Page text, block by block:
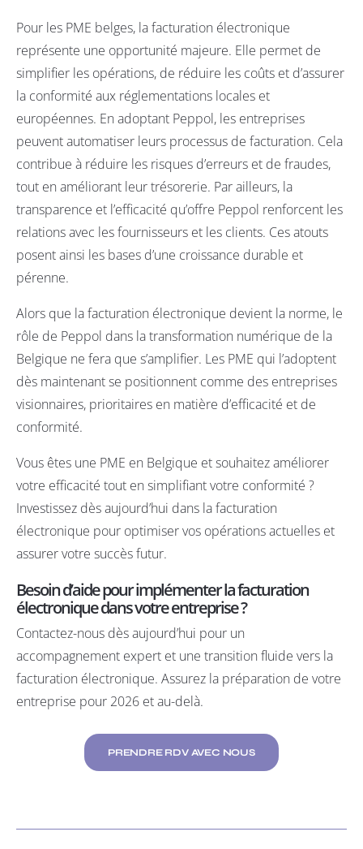
Pour les PME belges, la facturation électronique
représente une opportunité majeure. Elle permet de
simplifier les opérations, de réduire les coûts et d’assurer
la conformité aux réglementations locales et
européennes. En adoptant Peppol, les entreprises
peuvent automatiser leurs processus de facturation. Cela
contribue à réduire les risques d’erreurs et de fraudes,
tout en améliorant leur trésorerie. Par ailleurs, la
transparence et l’efficacité qu’offre Peppol renforcent les
relations avec les fournisseurs et les clients. Ces atouts
posent ainsi les bases d’une croissance durable et
pérenne.
Alors que la facturation électronique devient la norme, le
rôle de Peppol dans la transformation numérique de la
Belgique ne fera que s’amplifier. Les PME qui l’adoptent
dès maintenant se positionnent comme des entreprises
visionnaires, prioritaires en matière d’efficacité et de
conformité.
Vous êtes une PME en Belgique et souhaitez améliorer
votre efficacité tout en simplifiant votre conformité ?
Investissez dès aujourd’hui dans la facturation
électronique pour optimiser vos opérations actuelles et
assurer votre succès futur.
Besoin d’aide pour implémenter la facturation
électronique dans votre entreprise ?
Contactez-nous dès aujourd’hui pour un
accompagnement expert et une transition fluide vers la
facturation électronique. Assurez la préparation de votre
entreprise pour 2026 et au-delà.
PRENDRE RDV AVEC NOUS